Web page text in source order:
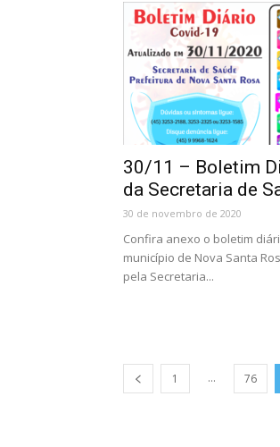
30/11 – Boletim
da Secretaria de
30 de novembro de 2020
Confira anexo o boletim
município de Nova Santa
pela Secretaria...
1 ... 76